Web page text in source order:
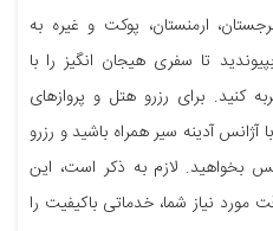
گرجستان، ارمنستان، پوکت و غیره به
تا سفری هیجان انگیز را با
کنید. برای رزرو هتل و پروازهای
آدینه سیر همراه باشید و رزرو
بخواهید. لازم به ذکر است، این
مورد نیاز شما، خدماتی باکیفیت را